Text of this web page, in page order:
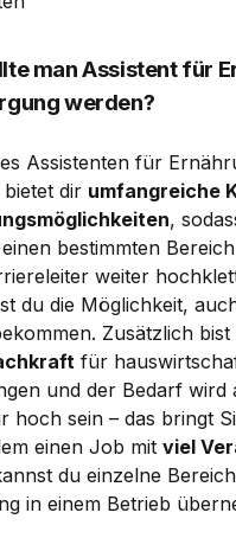
man Assistent für
werden?
Assistenten für
dir umfangreiche
,
bestimmten
weiter
du die Möglichkeit,
Zusätzlich bist
für
und der Bedarf wird
hoch sein – das bringt
einen Job mit viel
du einzelne
in einem Betrieb